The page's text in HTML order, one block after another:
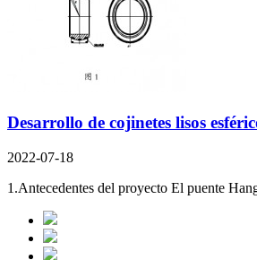
Desarrollo de cojinetes lisos
2022-07-18
1.Antecedentes del proyecto El puente